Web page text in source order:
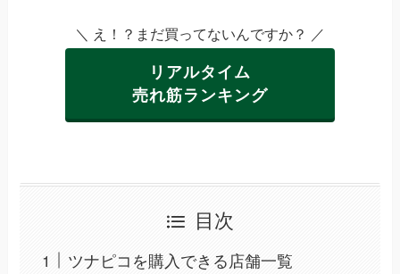
＼ え！？まだ買ってないんですか？ ／
リアルタイム
売れ筋ランキング
目次
ツナピコを購入できる店舗一覧